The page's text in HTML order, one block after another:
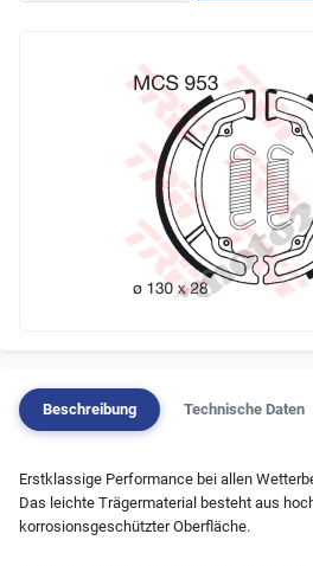
Beschreibung Technische Daten
Erstklassige Performance bei allen
Das leichte Trägermaterial besteht aus
korrosionsgeschützter Oberfläche.